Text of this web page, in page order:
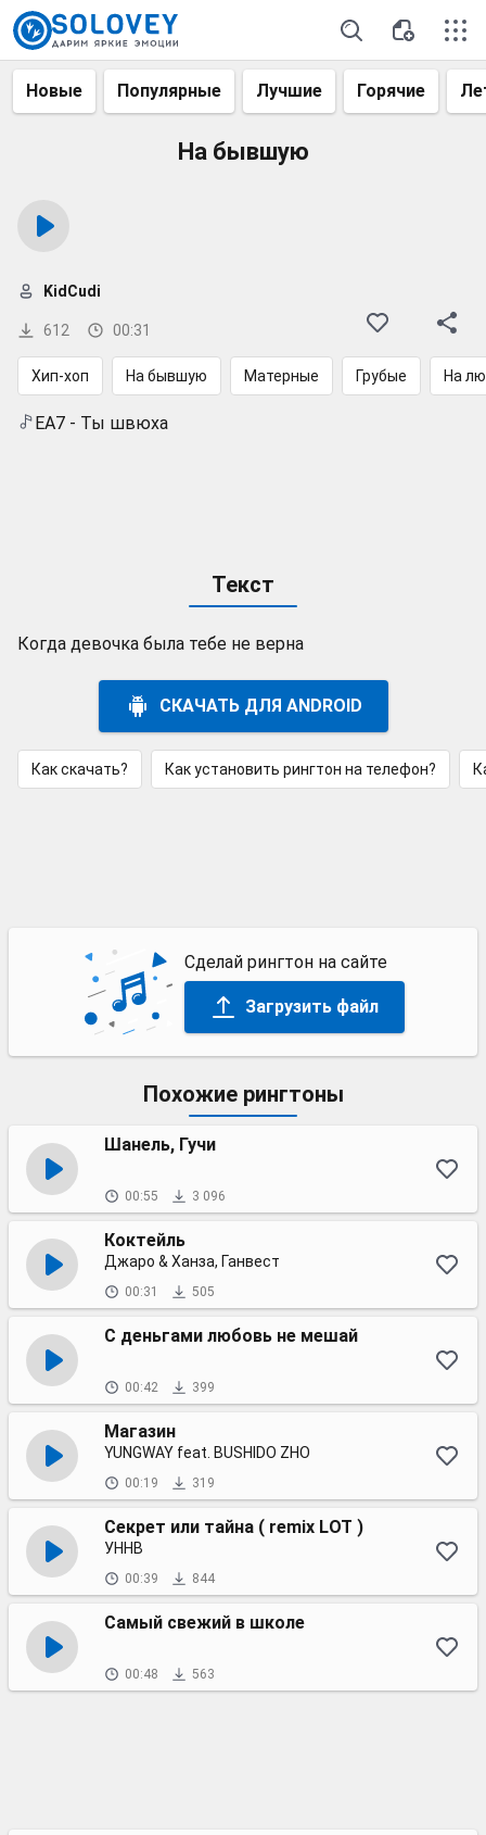
Новые Популярные Лучшие Горячие
На бывшую
612 00:31
KidCudi
Хип-хоп На бывшую Матерные Грубые На
EA7 - Ты швюха
Текст
Когда девочка была тебе не верна
СКАЧАТЬ ДЛЯ ANDROID
Как скачать? Как установить рингтон на телефон?
Сделай рингтон на сайте
Загрузить файл
Похожие рингтоны
Шанель, Гучи
00:55 3 096
Коктейль
Джаро & Ханза, Ганвест
00:31 505
С деньгами любовь не мешай
00:42 399
Магазин
YUNGWAY feat. BUSHIDO ZHO
00:19 319
Секрет или тайна ( remix LOT )
УННВ
00:39 844
Самый свежий в школе
00:48 563